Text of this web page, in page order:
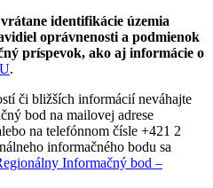
identifikácie územia
oprávnenosti a podmienok
príspevok, ako aj informácie o
.
či bližších informácií neváhajte
bod na mailovej adrese
na telefónnom čísle +421 2
informačného bodu sa
Informačný bod –